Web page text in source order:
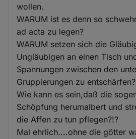
wollen.
WARUM ist es denn so
ad acta zu legen?
WARUM setzen sich die
Ungläubigen an einen Tisch
Spannungen zwischen den
Gruppierungen zu entschärfen?
Wie kann es sein,daß die
Schöpfung herumalbert und
die Affen zu tun pflegen?!?
Mal ehrlich....ohne die götter